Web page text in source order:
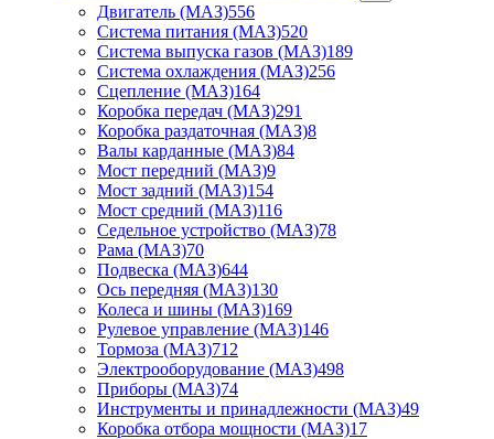
Двигатель (МАЗ)556
Система питания (МАЗ)520
Система выпуска газов (МАЗ)189
Система охлаждения (МАЗ)256
Сцепление (МАЗ)164
Коробка передач (МАЗ)291
Коробка раздаточная (МАЗ)8
Валы карданные (МАЗ)84
Мост передний (МАЗ)9
Мост задний (МАЗ)154
Мост средний (МАЗ)116
Седельное устройство (МАЗ)78
Рама (МАЗ)70
Подвеска (МАЗ)644
Ось передняя (МАЗ)130
Колеса и шины (МАЗ)169
Рулевое управление (МАЗ)146
Тормоза (МАЗ)712
Электрооборудование (МАЗ)498
Приборы (МАЗ)74
Инструменты и принадлежности (МАЗ)49
Коробка отбора мощности (МАЗ)17